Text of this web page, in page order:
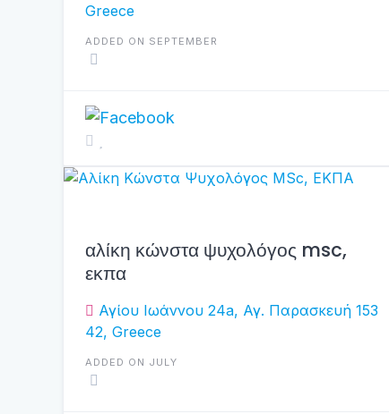
Greece
ADDED ON SEPTEMBER
αλίκη κώνστα ψυχολόγος msc,
εκπα
Αγίου Ιωάννου 24a, Αγ. Παρασκευή 153
42, Greece
ADDED ON JULY